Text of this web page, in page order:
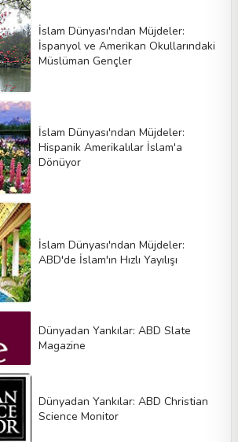
İslam Dünyası'ndan Müjdeler:
İspanyol ve Amerikan Okullarındaki
Müslüman Gençler
İslam Dünyası'ndan Müjdeler:
Hispanik Amerikalılar İslam'a
Dönüyor
İslam Dünyası'ndan Müjdeler:
ABD'de İslam'ın Hızlı Yayılışı
Dünyadan Yankılar: ABD Slate
Magazine
Dünyadan Yankılar: ABD Christian
Science Monitor